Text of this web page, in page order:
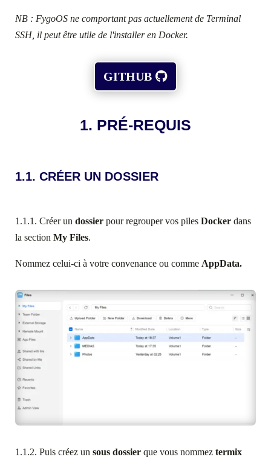
NB : FygoOS ne comportant pas actuellement de Terminal
SSH, il peut être utile de l'installer en Docker.
GITHUB
1. PRÉ-REQUIS
1.1. CRÉER UN DOSSIER
1.1.1. Créer un dossier pour regrouper vos piles Docker dans
la section My Files.
Nommez celui-ci à votre convenance ou comme AppData.
1.1.2. Puis créez un sous dossier que vous nommez termix